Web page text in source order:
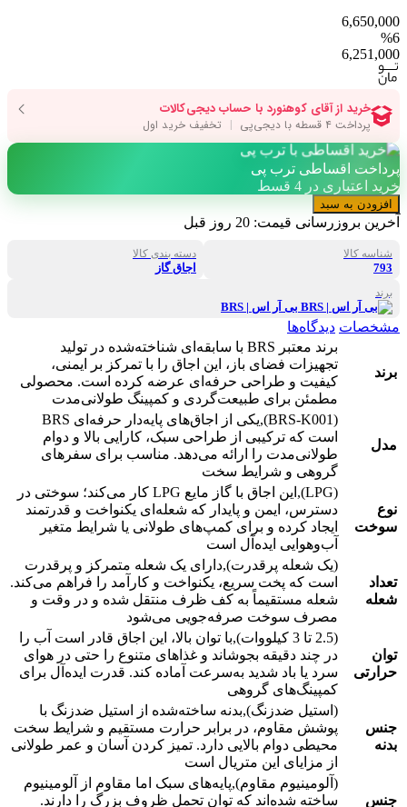
6,650,000
%6
6,251,000
پرداخت اقساطی ترب پی
خرید اعتباری در 4 قسط
افزودن به سبد
آخرین بروزرسانی قیمت: 20 روز قبل
شناسه کالا
793
دسته بندی کالا
اجاق گاز
برند
بی آر اس | BRS
مشخصات دیدگاه‌ها
برند
برند معتبر BRS با سابقه‌ای شناخته‌شده در تولید
تجهیزات فضای باز، این اجاق را با تمرکز بر ایمنی،
کیفیت و طراحی حرفه‌ای عرضه کرده است. محصولی
مطمئن برای طبیعت‌گردی و کمپینگ طولانی‌مدت
مدل
(BRS-K001),یکی از اجاق‌های پایه‌دار حرفه‌ای BRS
است که ترکیبی از طراحی سبک، کارایی بالا و دوام
طولانی‌مدت را ارائه می‌دهد. مناسب برای سفرهای
گروهی و شرایط سخت
نوع
سوخت
(LPG),این اجاق با گاز مایع LPG کار می‌کند؛ سوختی در
دسترس، ایمن و پایدار که شعله‌ای یکنواخت و قدرتمند
ایجاد کرده و برای کمپ‌های طولانی یا شرایط متغیر
آب‌وهوایی ایده‌آل است
تعداد
شعله
(یک شعله پرقدرت),دارای یک شعله متمرکز و پرقدرت
است که پخت سریع، یکنواخت و کارآمد را فراهم می‌کند.
شعله مستقیماً به کف ظرف منتقل شده و در وقت و
مصرف سوخت صرفه‌جویی می‌شود
توان
حرارتی
(2.5 تا 3 کیلووات),با توان بالا، این اجاق قادر است آب را
در چند دقیقه بجوشاند و غذاهای متنوع را حتی در هوای
سرد یا باد شدید به‌سرعت آماده کند. قدرت ایده‌آل برای
کمپینگ‌های گروهی
جنس
بدنه
(استیل ضدزنگ),بدنه ساخته‌شده از استیل ضدزنگ با
پوشش مقاوم، در برابر حرارت مستقیم و شرایط سخت
محیطی دوام بالایی دارد. تمیز کردن آسان و عمر طولانی
از مزایای این متریال است
جنس
(آلومینیوم مقاوم),پایه‌های سبک اما مقاوم از آلومینیوم
ساخته شده‌اند که توان تحمل ظروف بزرگ را دارند.